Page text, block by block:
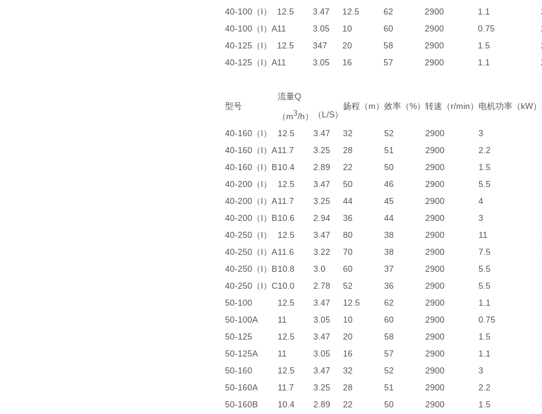
40-100（I）
12.5 3.47 12.5 62 2900 1.1
40-100（I）A11 3.05 10 60 2900 0.75
40-125（I）
12.5 347 20 58 2900 1.5
40-125（I）A11 3.05 16 57 2900 1.1
型号
流量Q
扬程（m） 效率（%） 转速（r/min） 电机功率（kW）
（m3/h）
（L/S）
40-160（I）
12.5 3.47 32 52 2900 3
40-160（I）A11.7 3.25 28 51 2900 2.2
40-160（I）B10.4 2.89 22 50 2900 1.5
40-200（I）
12.5 3.47 50 46 2900 5.5
40-200（I）A11.7 3.25 44 45 2900 4
40-200（I）B10.6 2.94 36 44 2900 3
40-250（I）
12.5 3.47 80 38 2900 11
40-250（I）A11.6 3.22 70 38 2900 7.5
40-250（I）B10.8 3.0 60 37 2900 5.5
40-250（I）C10.0 2.78 52 36 2900 5.5
50-100
12.5 3.47 12.5 62 2900 1.1
50-100A
11 3.05 10 60 2900 0.75
50-125
12.5 3.47 20 58 2900 1.5
50-125A
11 3.05 16 57 2900 1.1
50-160
12.5 3.47 32 52 2900 3
50-160A
11.7 3.25 28 51 2900 2.2
50-160B
10.4 2.89 22 50 2900 1.5